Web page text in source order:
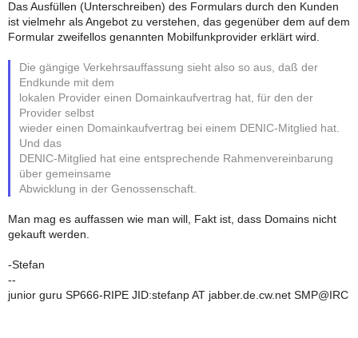
Das Ausfüllen (Unterschreiben) des Formulars durch den Kunden
ist vielmehr als Angebot zu verstehen, das gegenüber dem auf dem
Formular zweifellos genannten Mobilfunkprovider erklärt wird.
Die gängige Verkehrsauffassung sieht also so aus, daß der
Endkunde mit dem
lokalen Provider einen Domainkaufvertrag hat, für den der
Provider selbst
wieder einen Domainkaufvertrag bei einem DENIC-Mitglied hat.
Und das
DENIC-Mitglied hat eine entsprechende Rahmenvereinbarung
über gemeinsame
Abwicklung in der Genossenschaft.
Man mag es auffassen wie man will, Fakt ist, dass Domains nicht
gekauft werden.
-Stefan
--
junior guru SP666-RIPE JID:stefanp AT jabber.de.cw.net SMP@IRC